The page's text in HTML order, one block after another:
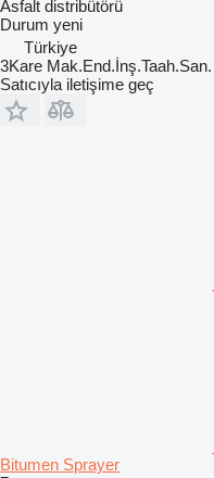
Asfalt distribütörü
Durum yeni
Türkiye
3Kare
Satıcıyla iletişime geç
Bitumen Sprayer